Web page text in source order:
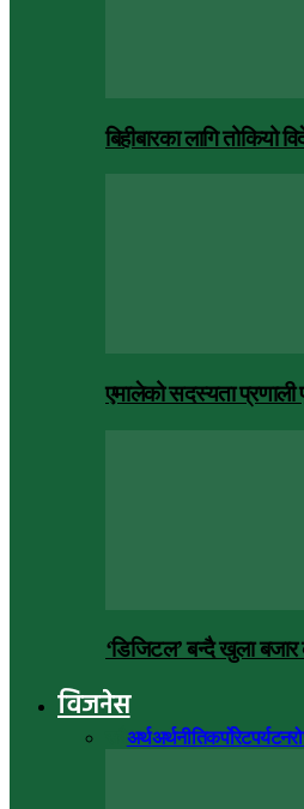
बिहीबारका लागि तोकियो
एमालेको सदस्यता प्रणाली
‘डिजिटल’ बन्दै खुला बजार
विजनेस
अर्थअर्थनीतिकर्पोरेटपर्यटन